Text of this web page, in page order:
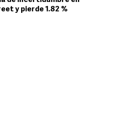
y pierde 1.82 %